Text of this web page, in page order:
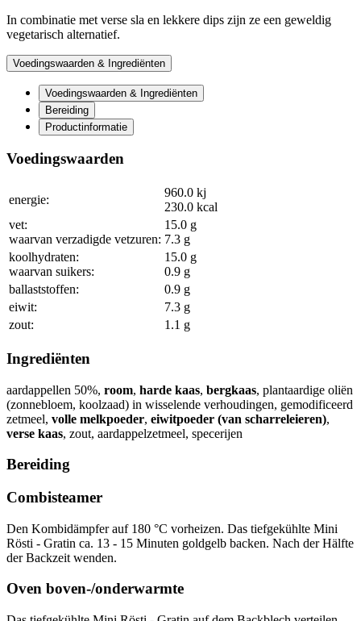
In combinatie met verse sla en lekkere dips zijn ze een geweldig
vegetarisch alternatief.
Voedingswaarden & Ingrediënten
Voedingswaarden & Ingrediënten
Bereiding
Productinformatie
Voedingswaarden
energie:
960.0 kj
230.0 kcal
vet:
waarvan verzadigde vetzuren:
15.0 g
7.3 g
koolhydraten:
waarvan suikers:
15.0 g
0.9 g
ballaststoffen:
0.9 g
eiwit:
7.3 g
zout:
1.1 g
Ingrediënten
aardappellen 50%, room, harde kaas, bergkaas, plantaardige oliën
(zonnebloem, koolzaad) in wisselende verhoudingen, gemodificeerd
zetmeel, volle melkpoeder, eiwitpoeder (van scharreleieren),
verse kaas, zout, aardappelzetmeel, specerijen
Bereiding
Combisteamer
Den Kombidämpfer auf 180 °C vorheizen. Das tiefgekühlte Mini
Rösti - Gratin ca. 13 - 15 Minuten goldgelb backen. Nach der Hälfte
der Backzeit wenden.
Oven boven-/onderwarmte